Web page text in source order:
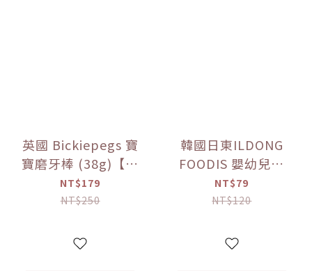
英國 Bickiepegs 寶
寶磨牙棒 (38g)【優
惠限定】
NT$179
NT$250
韓國日東ILDONG
FOODIS 嬰幼兒果
果 (100ml)【優惠
NT$79
NT$120